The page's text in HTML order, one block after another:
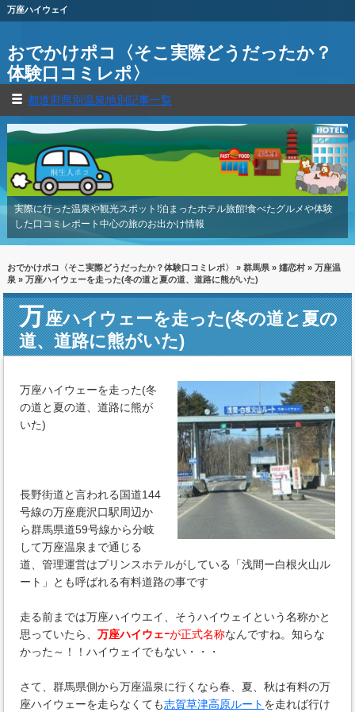
万座ハイウェイ
おでかけポコ〈そこ実際どうだったか？
体験口コミレポ〉
都道府県別温泉地別記事一覧
実際に行った温泉や観光スポット!泊まったホテル旅館!食べたグルメや体験
した口コミレポート中心の旅のお出かけ情報
おでかけポコ〈そこ実際どうだったか？体験口コミレポ〉 » 群馬県» 嬬恋村» 万座温
泉 » 万座ハイウェーを走った(冬の道と夏の道、道路に熊がいた)
万座ハイウェーを走った(冬の道と夏の
道、道路に熊がいた)
万座ハイウェーを走った(冬
の道と夏の道、道路に熊が
いた)
長野街道と言われる国道144
号線の万座鹿沢口駅周辺か
ら群馬県道59号線から分岐
して万座温泉まで通じる
道、管理運営はプリンスホテルがしている「浅間ー白根火山ル
ート」とも呼ばれる有料道路の事です
走る前までは万座ハイウエイ、そうハイウェイという名称かと
思っていたら、万座ハイウェｰが正式名称なんですね。知らな
かった～！！ハイウェイでもない・・・
さて、群馬県側から万座温泉に行くなら春、夏、秋は有料の万
座ハイウェーを走らなくても志賀草津高原ルート を走れば行け